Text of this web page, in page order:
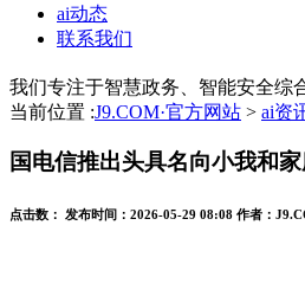
ai动态
联系我们
我们专注于智慧政务、智能安全综
当前位置 :J9.COM·官方网站 > ai资
国电信推出头具名向小我和
点击数： 发布时间： 2026-05-29 08:08 作者：